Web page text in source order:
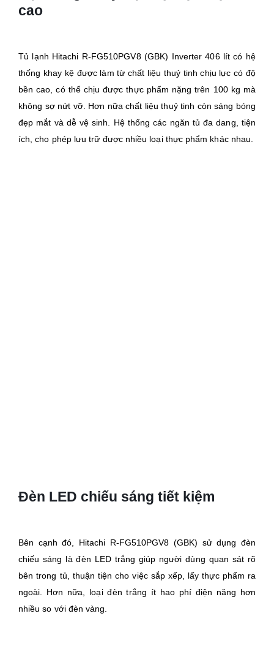
cao
Tủ lạnh Hitachi R-FG510PGV8 (GBK) Inverter 406 lít có hệ
thống khay kệ được làm từ chất liệu thuỷ tinh chịu lực có độ
bền cao, có thể chịu được thực phẩm nặng trên 100 kg mà
không sợ nứt vỡ. Hơn nữa chất liệu thuỷ tinh còn sáng bóng
đẹp mắt và dễ vệ sinh. Hệ thống các ngăn tủ đa dang, tiện
ích, cho phép lưu trữ được nhiều loại thực phẩm khác nhau.
Đèn LED chiếu sáng tiết kiệm
Bên cạnh đó, Hitachi R-FG510PGV8 (GBK) sử dụng đèn
chiếu sáng là đèn LED trắng giúp người dùng quan sát rõ
bên trong tủ, thuận tiện cho việc sắp xếp, lấy thực phẩm ra
ngoài. Hơn nữa, loại đèn trắng ít hao phí điện năng hơn
nhiều so với đèn vàng.